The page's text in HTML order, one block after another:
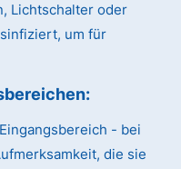
Lichtschalter oder
um für
- bei
die sie